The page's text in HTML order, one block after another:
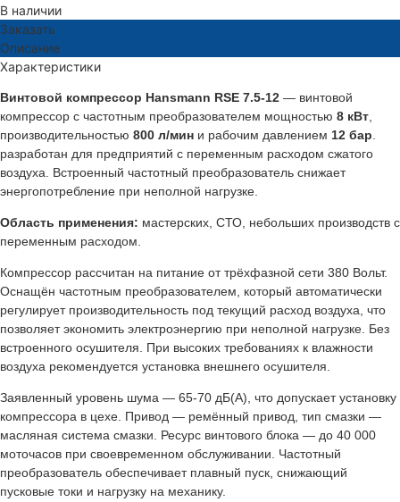
В наличии
Заказать
Описание
Характеристики
Винтовой компрессор Hansmann RSE 7.5-12 — винтовой
компрессор с частотным преобразователем мощностью 8 кВт
производительностью 800 л/мин и рабочим давлением 12 бар
разработан для предприятий с переменным расходом сжатого
воздуха. Встроенный частотный преобразователь снижает
энергопотребление при неполной нагрузке.
Область применения: мастерских, СТО, небольших производств с
переменным расходом.
Компрессор рассчитан на питание от трёхфазной сети 380 Вольт.
Оснащён частотным преобразователем, который автоматически
регулирует производительность под текущий расход воздуха, что
позволяет экономить электроэнергию при неполной нагрузке. Без
встроенного осушителя. При высоких требованиях к влажности
воздуха рекомендуется установка внешнего осушителя.
Заявленный уровень шума — 65-70 дБ(А), что допускает установку
компрессора в цехе. Привод — ремённый привод, тип смазки —
масляная система смазки. Ресурс винтового блока — до 40 000
моточасов при своевременном обслуживании. Частотный
преобразователь обеспечивает плавный пуск, снижающий
пусковые токи и нагрузку на механику.